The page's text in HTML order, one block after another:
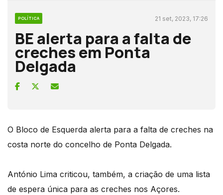
POLÍTICA 21 set, 2023, 17:26
BE alerta para a falta de
creches em Ponta
Delgada
O Bloco de Esquerda alerta para a falta de creches na
costa norte do concelho de Ponta Delgada.
António Lima criticou, também, a criação de uma lista
de espera única para as creches nos Açores.